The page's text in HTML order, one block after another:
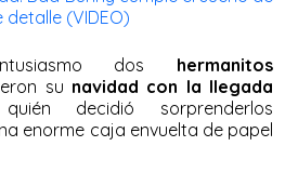
detalle (VIDEO)
dos hermanitos
su navidad con la llegada
decidió sorprenderlos
enorme caja envuelta de papel